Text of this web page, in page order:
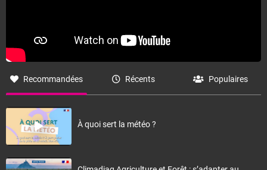
Recommandées Récents Populaires
À quoi sert la météo ?